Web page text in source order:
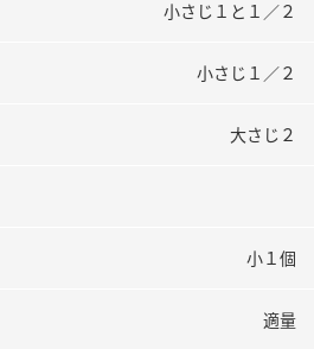
小さじ１と１／２
小さじ１／２
大さじ２
小１個
適量